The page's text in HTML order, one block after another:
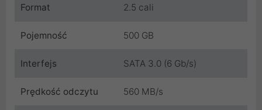
Format 2.5 cali
Pojemność 500 GB
Interfejs SATA 3.0 (6 Gb/s)
Prędkość odczytu 560 MB/s